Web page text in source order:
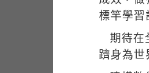
標竿學習
期待在
躋身為世